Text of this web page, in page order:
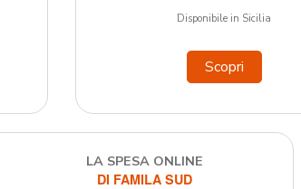
Disponibile in Sicilia
Scopri
LA SPESA ONLINE
DI FAMILA SUD